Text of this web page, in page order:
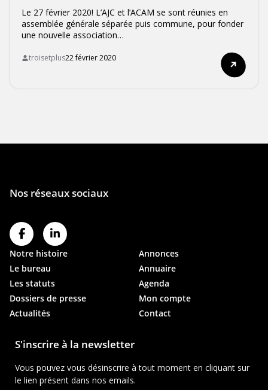
Le 27 février 2020! L’AJC et l’ACAM se sont réunies en
assemblée générale séparée puis commune, pour fonder
une nouvelle association…

troisetplus22 février 2020
Notre histoire
Le bureau
Les statuts
Dossiers de presse
Actualités
Annonces
Annuaire
Agenda
Mon compte
Contact
S'inscrire à la newsletter
Vous pouvez vous désinscrire à tout moment en cliquant sur
le lien présent dans nos emails.